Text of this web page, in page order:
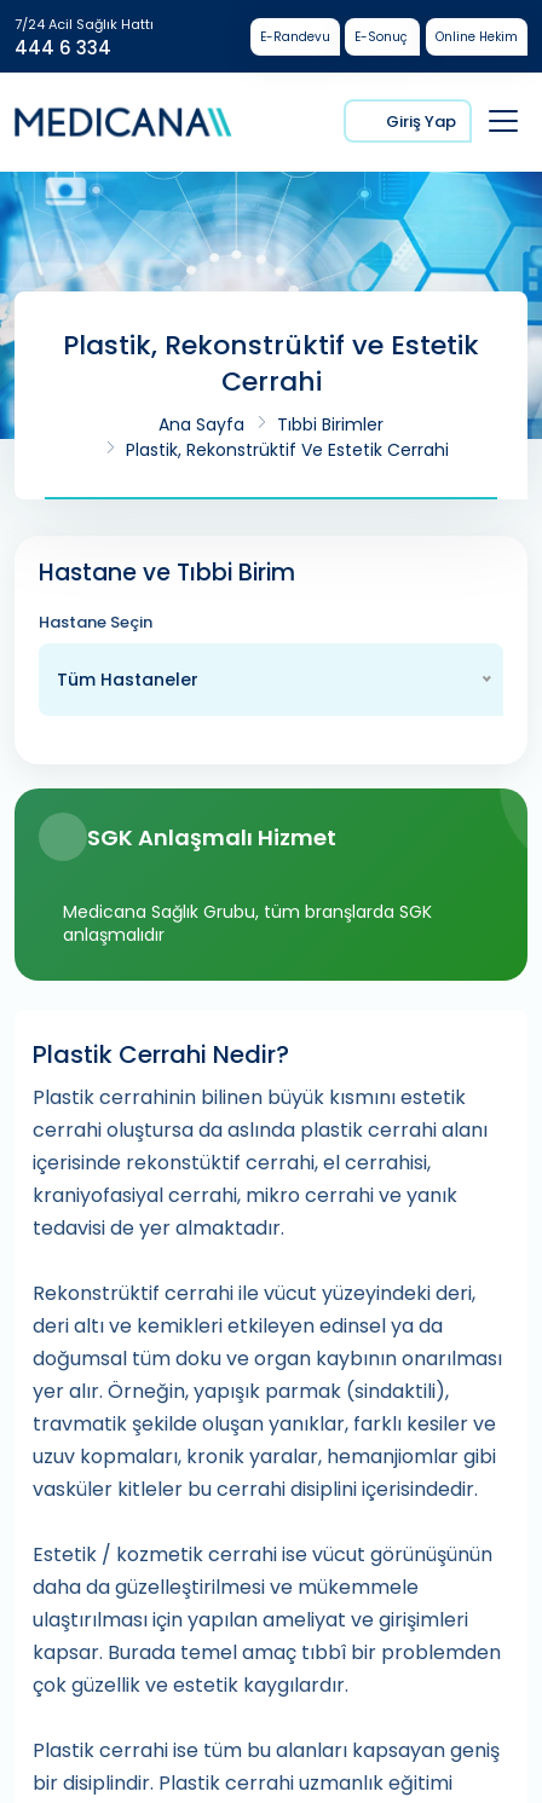
7/24 Acil Sağlık Hattı
444 6 334 E-Randevu E-Sonuç Online Hekim
Giriş Yap
Plastik, Rekonstrüktif ve Estetik
Cerrahi
Ana Sayfa
Tıbbi Birimler
Plastik, Rekonstrüktif Ve Estetik Cerrahi
Hastane ve Tıbbi Birim
Hastane Seçin
Tüm Hastaneler
SGK Anlaşmalı Hizmet
Medicana Sağlık Grubu, tüm branşlarda SGK
anlaşmalıdır
Plastik Cerrahi Nedir?
Plastik cerrahinin bilinen büyük kısmını estetik
cerrahi oluştursa da aslında plastik cerrahi alanı
içerisinde rekonstüktif cerrahi, el cerrahisi,
kraniyofasiyal cerrahi, mikro cerrahi ve yanık
tedavisi de yer almaktadır.
Rekonstrüktif cerrahi ile vücut yüzeyindeki deri,
deri altı ve kemikleri etkileyen edinsel ya da
doğumsal tüm doku ve organ kaybının onarılması
yer alır. Örneğin, yapışık parmak (sindaktili),
travmatik şekilde oluşan yanıklar, farklı kesiler ve
uzuv kopmaları, kronik yaralar, hemanjiomlar gibi
vasküler kitleler bu cerrahi disiplini içerisindedir.
Estetik / kozmetik cerrahi ise vücut görünüşünün
daha da güzelleştirilmesi ve mükemmele
ulaştırılması için yapılan ameliyat ve girişimleri
kapsar. Burada temel amaç tıbbî bir problemden
çok güzellik ve estetik kaygılardır.
Plastik cerrahi ise tüm bu alanları kapsayan geniş
bir disiplindir. Plastik cerrahi uzmanlık eğitimi